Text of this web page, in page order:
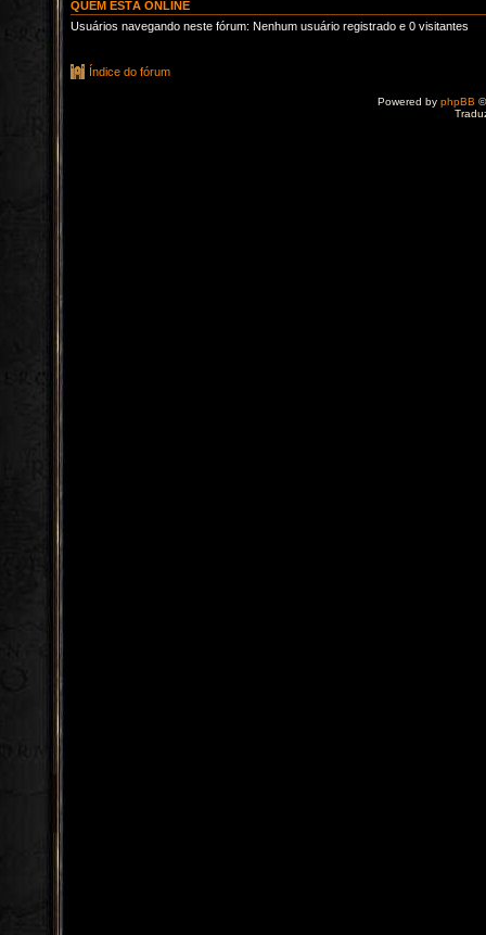
QUEM ESTÁ ONLINE
Usuários navegando neste fórum: Nenhum usuário registrado e 0 visitantes
Índice do fórum
Powered by phpBB